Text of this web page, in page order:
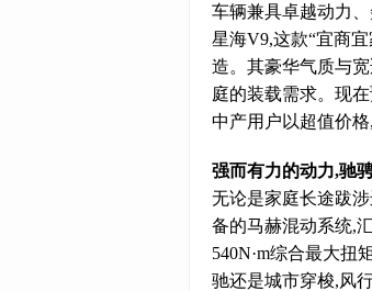
车辆兼具卓越动力
星海V9,这款“宜商
造。其豪华气质与
庭的装载需求。现
中产用户以超值价
强而有力的动力,驰
无论是家庭长途跋
备的马赫混动系统,
540N·m综合最大扭
驰还是城市穿梭,风